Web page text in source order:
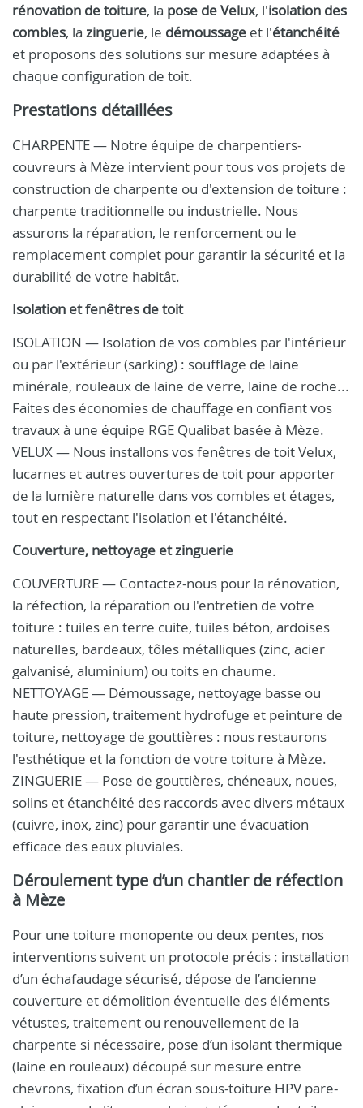
rénovation de toiture, la pose de Velux, l'isolation des
combles, la zinguerie, le démoussage et l'étanchéité
et proposons des solutions sur mesure adaptées à
chaque configuration de toit.
Prestations détaillées
CHARPENTE — Notre équipe de charpentiers-
couvreurs à Mèze intervient pour tous vos projets de
construction de charpente ou d'extension de toiture :
charpente traditionnelle ou industrielle. Nous
assurons la réparation, le renforcement ou le
remplacement complet pour garantir la sécurité et la
durabilité de votre habitât.
Isolation et fenêtres de toit
ISOLATION — Isolation de vos combles par l'intérieur
ou par l'extérieur (sarking) : soufflage de laine
minérale, rouleaux de laine de verre, laine de roche...
Faites des économies de chauffage en confiant vos
travaux à une équipe RGE Qualibat basée à Mèze.
VELUX — Nous installons vos fenêtres de toit Velux,
lucarnes et autres ouvertures de toit pour apporter
de la lumière naturelle dans vos combles et étages,
tout en respectant l'isolation et l'étanchéité.
Couverture, nettoyage et zinguerie
COUVERTURE — Contactez-nous pour la rénovation,
la réfection, la réparation ou l'entretien de votre
toiture : tuiles en terre cuite, tuiles béton, ardoises
naturelles, bardeaux, tôles métalliques (zinc, acier
galvanisé, aluminium) ou toits en chaume.
NETTOYAGE — Démoussage, nettoyage basse ou
haute pression, traitement hydrofuge et peinture de
toiture, nettoyage de gouttières : nous restaurons
l'esthétique et la fonction de votre toiture à Mèze.
ZINGUERIE — Pose de gouttières, chéneaux, noues,
solins et étanchéité des raccords avec divers métaux
(cuivre, inox, zinc) pour garantir une évacuation
efficace des eaux pluviales.
Déroulement type d’un chantier de réfection
à Mèze
Pour une toiture monopente ou deux pentes, nos
interventions suivent un protocole précis : installation
d’un échafaudage sécurisé, dépose de l’ancienne
couverture et démolition éventuelle des éléments
vétustes, traitement ou renouvellement de la
charpente si nécessaire, pose d’un isolant thermique
(laine en rouleaux) découpé sur mesure entre
chevrons, fixation d’un écran sous-toiture HPV pare-